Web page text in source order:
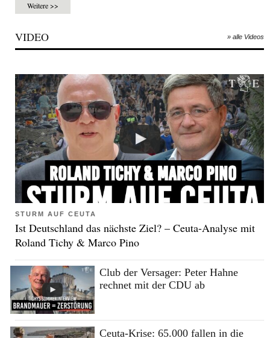
Weitere >>
VIDEO » alle Videos
STURM AUF CEUTA
Ist Deutschland das nächste Ziel? – Ceuta-Analyse mit
Roland Tichy & Marco Pino
Club der Versager: Peter Hahne
rechnet mit der CDU ab
Ceuta-Krise: 65.000 fallen in die